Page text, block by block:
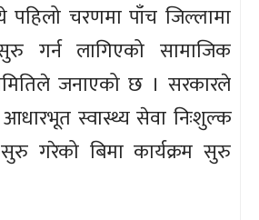
पहिलो चरणमा पाँच जिल्लामा
सुरु गर्न लागिएको सामाजिक
जनाएको छ । सरकारले
स्वास्थ्य सेवा निःशुल्क
गरेको बिमा कार्यक्रम सुरु